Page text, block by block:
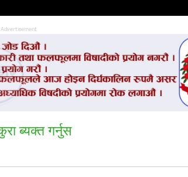
Advertisement
ब्यक्त गर्नुस